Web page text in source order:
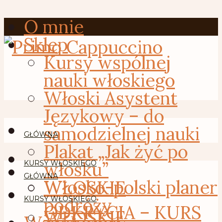
O mnie
Sklep
Kursy wspólnej
nauki włoskiego
Włoski Asystent
Językowy – do
samodzielnej nauki
Plakat „Jak żyć po
włosku”
Włosko-polski planer
podróży
GŁÓWNA
KURSY WŁOSKIEGO
WŁOSKIE
ODKRYCIA – KURS
GŁÓWNA
KURSY WŁOSKIEGO